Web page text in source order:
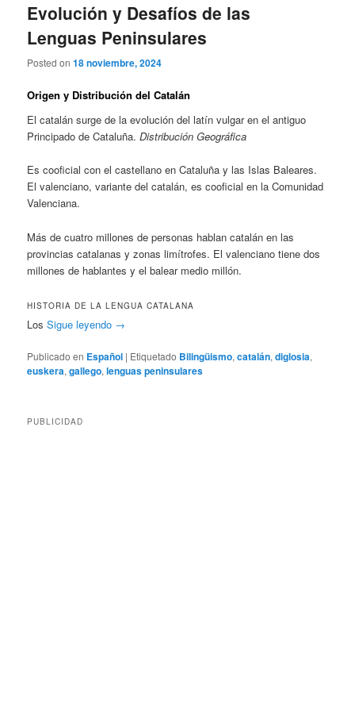
Evolución y Desafíos de las
Lenguas Peninsulares
Posted on18 noviembre, 2024
Origen y Distribución del Catalán
El catalán surge de la evolución del latín vulgar en el antiguo
Principado de Cataluña.Distribución Geográfica
Es cooficial con el castellano en Cataluña y las Islas Baleares.
El valenciano, variante del catalán, es cooficial en la Comunidad
Valenciana.
Más de cuatro millones de personas hablan catalán en las
provincias catalanas y zonas limítrofes. El valenciano tiene dos
millones de hablantes y el balear medio millón.
HISTORIA DE LA LENGUA CATALANA
LosSigue leyendo →
Publicado en Español | Etiquetado Bilingüismo,catalán,diglosia,
euskera,gallego,lenguas peninsulares
PUBLICIDAD